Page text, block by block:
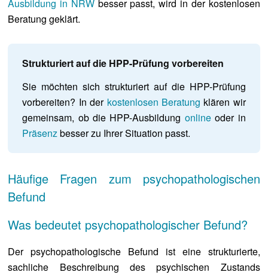
Ausbildung in NRWbesser passt, wird in der kostenlosen
Beratung geklärt.
Strukturiert auf die HPP-Prüfung vorbereiten
Sie möchten sich strukturiert auf die HPP-Prüfung
vorbereiten? In der kostenlosen Beratung klären wir
gemeinsam, ob die HPP-Ausbildung onlineoder in
Präsenzbesser zu Ihrer Situation passt.
Häufige Fragen zum psychopathologischen
Befund
Was bedeutet psychopathologischer Befund?
Der psychopathologische Befund ist eine strukturierte,
sachliche Beschreibung des psychischen Zustands